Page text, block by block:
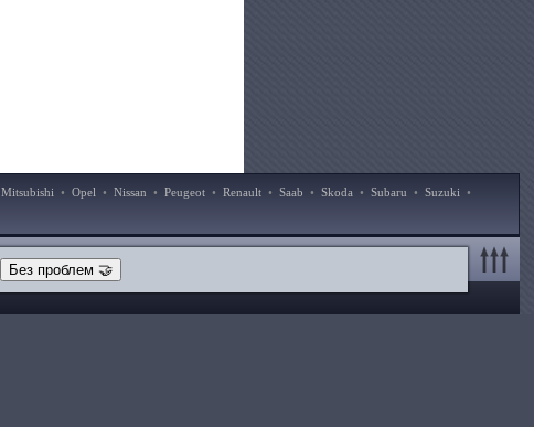
Mitsubishi • Opel • Nissan • Peugeot • Renault • Saab • Skoda • Subaru • Suzuki •
Без проблем 🤝